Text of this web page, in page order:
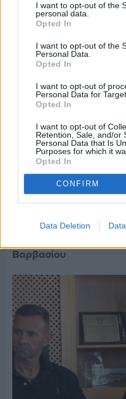
I want to opt-out of the
personal data.
Opted In
I want to opt-out of the
Personal Data.
Opted In
I want to opt-out of
Personal Data for
Opted In
I want to opt-out of
Retention, Sale, and/or
Personal Data that Is
Purposes for which it
Opted In
CONFIRM
Data Deletion
Τρίτος στη
Ελλάδας–Κύπρου Κ18 ο
Πριν 8 ημέρες
Βαρβασίου